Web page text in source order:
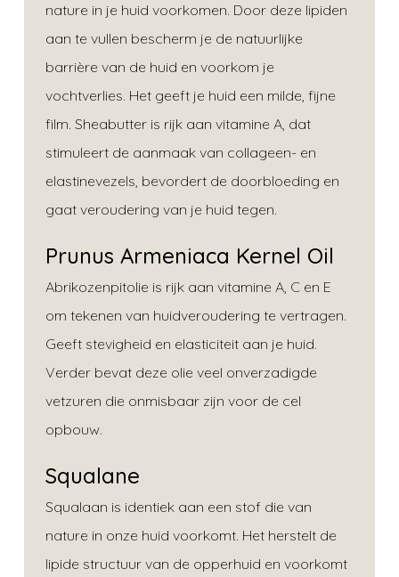
nature in je huid voorkomen. Door deze lipiden
aan te vullen bescherm je de natuurlijke
barrière van de huid en voorkom je
vochtverlies. Het geeft je huid een milde, fijne
film. Sheabutter is rijk aan vitamine A, dat
stimuleert de aanmaak van collageen- en
elastinevezels, bevordert de doorbloeding en
gaat veroudering van je huid tegen.
Prunus Armeniaca Kernel Oil
Abrikozenpitolie is rijk aan vitamine A, C en E
om tekenen van huidveroudering te vertragen.
Geeft stevigheid en elasticiteit aan je huid.
Verder bevat deze olie veel onverzadigde
vetzuren die onmisbaar zijn voor de cel
opbouw.
Squalane
Squalaan is identiek aan een stof die van
nature in onze huid voorkomt. Het herstelt de
lipide structuur van de opperhuid en voorkomt